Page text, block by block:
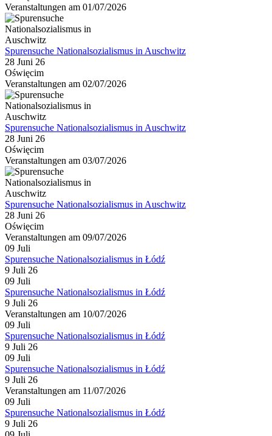
Veranstaltungen am 01/07/2026
Spurensuche Nationalsozialismus in Auschwitz
28 Juni 26
Oświęcim
Veranstaltungen am 02/07/2026
Spurensuche Nationalsozialismus in Auschwitz
28 Juni 26
Oświęcim
Veranstaltungen am 03/07/2026
Spurensuche Nationalsozialismus in Auschwitz
28 Juni 26
Oświęcim
Veranstaltungen am 09/07/2026
09 Juli
Spurensuche Nationalsozialismus in Łódź
9 Juli 26
09 Juli
Spurensuche Nationalsozialismus in Łódź
9 Juli 26
Veranstaltungen am 10/07/2026
09 Juli
Spurensuche Nationalsozialismus in Łódź
9 Juli 26
09 Juli
Spurensuche Nationalsozialismus in Łódź
9 Juli 26
Veranstaltungen am 11/07/2026
09 Juli
Spurensuche Nationalsozialismus in Łódź
9 Juli 26